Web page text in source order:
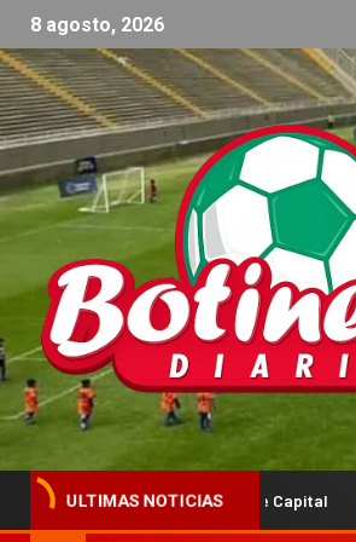
8 agosto, 2026
ULTIMAS NOTICIAS
femenino de Capital